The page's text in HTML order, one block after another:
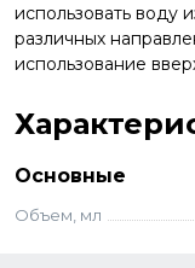
использовать воду
различных
использование
Основные
Объем, мл